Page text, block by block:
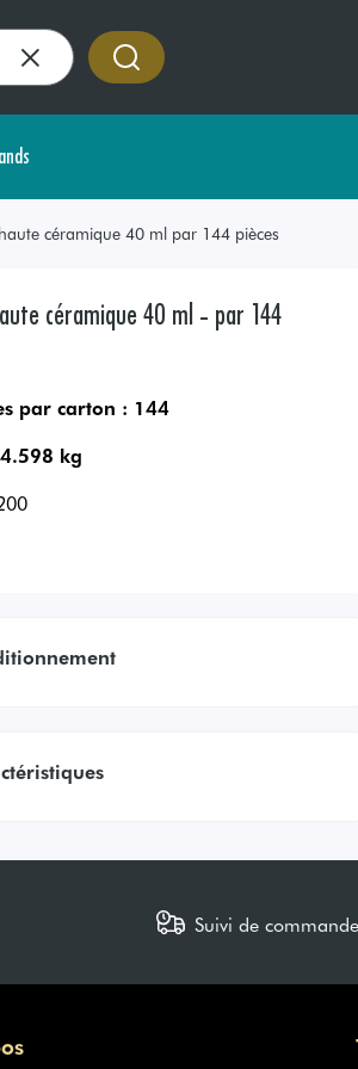
céramique 40 ml par 144 pièces
céramique 40 ml - par 144
par carton : 144
kg
Suivi de commande